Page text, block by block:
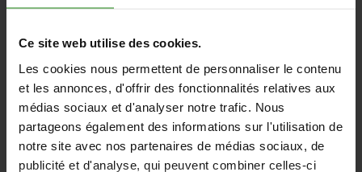
Ce site web utilise des cookies.
Les cookies nous permettent de personnaliser le contenu
et les annonces, d'offrir des fonctionnalités relatives aux
médias sociaux et d'analyser notre trafic. Nous
partageons également des informations sur l'utilisation de
notre site avec nos partenaires de médias sociaux, de
publicité et d'analyse, qui peuvent combiner celles-ci
8,78 €
hors frais d’envoi
03041